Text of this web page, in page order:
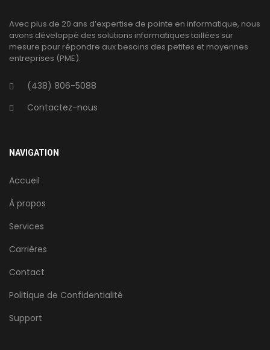
Avec plus de 20 ans d’expertise de pointe en informatique, nous
avons développé des solutions informatiques taillées sur
mesure pour répondre aux besoins des petites et moyennes
entreprises (PME).
(438) 806-5088
Contactez-nous
NAVIGATION
Accueil
À propos
Services
Carrières
Contact
Politique de Confidentialité
Support